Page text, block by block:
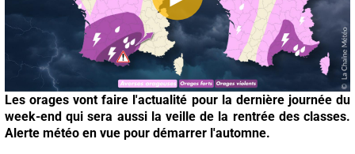
Les orages vont faire l'actualité pour la dernière journée du
week-end qui sera aussi la veille de la rentrée des classes.
Alerte météo en vue pour démarrer l'automne.